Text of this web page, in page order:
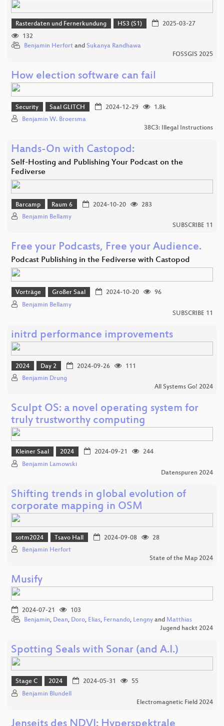
Rasterdaten und Fernerkundung HS3 (S1)
2025-03-27
132
Benjamin Herfort and Sukanya Randhawa
FOSSGIS 2025
How election software can fail
Security Saal GLITCH 2024-12-29
1.8k
Benjamin W. Broersma
38C3: Illegal Instructions
Hands-On with Castopod:
Self-Hosting and Publishing Your Podcast on the
Fediverse
Barcamp Raum 6 2024-10-20
283
Benjamin Bellamy
SUBSCRIBE 11
Free your Podcasts, Free your Audience.
Podcast Publishing in the Fediverse with Castopod
Vorträge Großer Saal 2024-10-20
96
Benjamin Bellamy
SUBSCRIBE 11
initrd performance improvements
2024 Day 2 2024-09-26
111
Benjamin Drung
All Systems Go! 2024
Sculpt OS: a novel operating system for
truly trustworthy computing
Kleiner Saal 2024 2024-09-21
244
Benjamin Lamowski
Datenspuren 2024
Shifting trends in global evolution of
corporate mapping in OSM
sotm2024 Tsavo Hall 2024-09-08
28
Benjamin Herfort
State of the Map 2024
Musify
2024-07-21
103
Benjamin, Dean, Doro, Elias, Fernando, Lengny and Matthias
Jugend hackt 2024
Spotting Seals with Sonar (and A.I.)
Stage C 2024 2024-05-31
55
Benjamin Blundell
Electromagnetic Field 2024